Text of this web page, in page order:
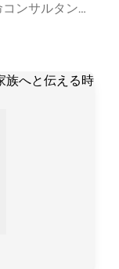
ができます。 h